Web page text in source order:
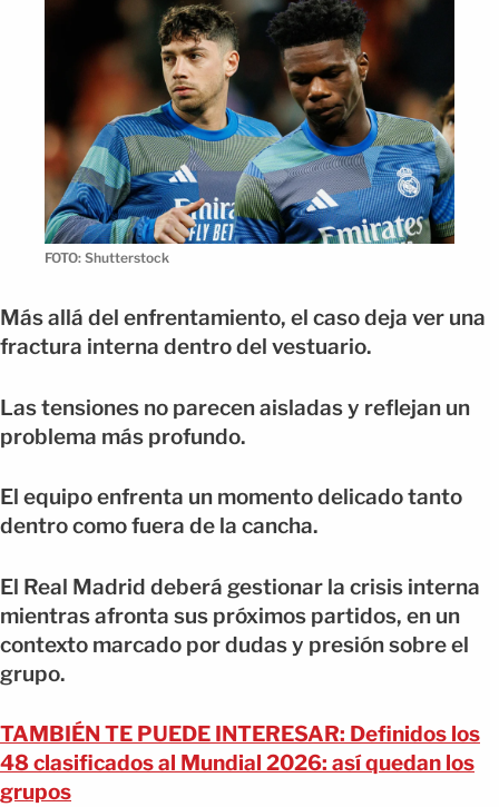
FOTO: Shutterstock
Más allá del enfrentamiento, el caso deja ver una
fractura interna dentro del vestuario.
Las tensiones no parecen aisladas y reflejan un
problema más profundo.
El equipo enfrenta un momento delicado tanto
dentro como fuera de la cancha.
El Real Madrid deberá gestionar la crisis interna
mientras afronta sus próximos partidos, en un
contexto marcado por dudas y presión sobre el
grupo.
TAMBIÉN TE PUEDE INTERESAR: Definidos los
48 clasificados al Mundial 2026: así quedan los
grupos